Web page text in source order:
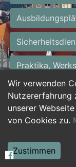
Wir verwenden
Nutzererfahrung
unserer
von Cookies zu.
Zustimmen
Praktika,
Personalwesen
Hilfskräfte,
Weiterbildung,